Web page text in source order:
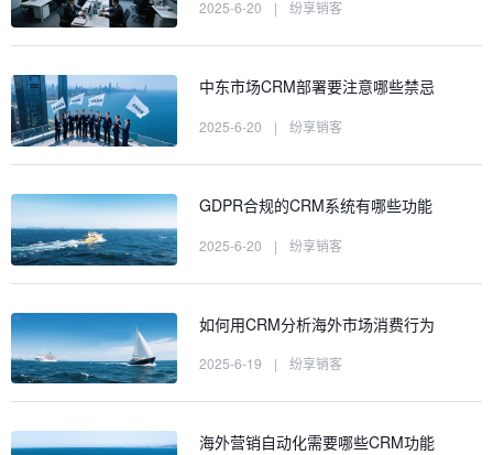
2025-6-20 | 纷享销客
中东市场CRM部署要注意哪些禁忌
2025-6-20 | 纷享销客
GDPR合规的CRM系统有哪些功能
2025-6-20 | 纷享销客
如何用CRM分析海外市场消费行为
2025-6-19 | 纷享销客
海外营销自动化需要哪些CRM功能